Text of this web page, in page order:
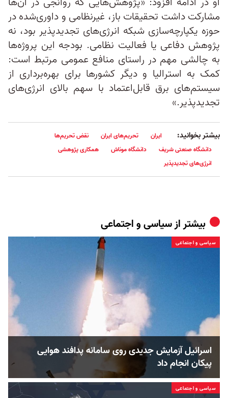
مشارکت داشت تحقیقات باز، غیرنظامی و داوری‌شده در
حوزه یکپارچه‌سازی شبکه انرژی‌های تجدیدپذیر بود، نه
پژوهش دفاعی یا فعالیت نظامی. بودجه این پروژه‌ها
به چالشی مهم در راستای منافع عمومی مرتبط است:
کمک به استرالیا و دیگر کشورها برای بهره‌برداری از
سیستم‌های برق قابل‌اعتماد با سهم بالای انرژی‌های
تجدیدپذیر.»
بیشتر بخوانید: ایران تحریم‌های ایران
نقض تحریم‌ها
دانشگاه صنعتی شریف
دانشگاه موناش
همکاری پژوهشی
انرژی‌های تجدیدپذیر
بیشتر ازسیاسی و اجتماعی
سیاسی و اجتماعی
اسرائیل آزمایش جدیدی روی سامانه پدافند هوایی
پیکان انجام داد
سیاسی و اجتماعی